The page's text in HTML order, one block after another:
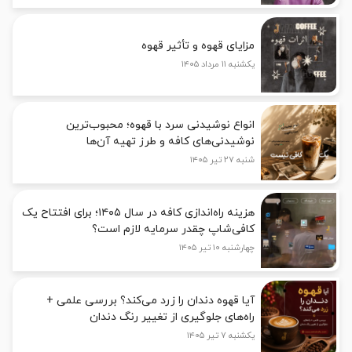
مزایای قهوه و تأثیر قهوه
یکشنبه ۱۱ مرداد ۱۴۰۵
انواع نوشیدنی سرد با قهوه؛ محبوب‌ترین
نوشیدنی‌های کافه و طرز تهیه آن‌ها
شنبه ۲۷ تیر ۱۴۰۵
هزینه راه‌اندازی کافه در سال ۱۴۰۵؛ برای افتتاح یک
کافی‌شاپ چقدر سرمایه لازم است؟
چهارشنبه ۱۰ تیر ۱۴۰۵
آیا قهوه دندان را زرد می‌کند؟ بررسی علمی +
راه‌های جلوگیری از تغییر رنگ دندان
یکشنبه ۷ تیر ۱۴۰۵